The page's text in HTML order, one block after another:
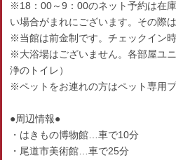
※18：00～9：00のネット予約は在
い場合がまれにございます。その際
※当館は前金制です。チェックイン
※大浴場はございません。各部屋ユ
浄のトイレ）
※ペットをお連れの方はペット専用
●周辺情報●
・はきもの博物館…車で10分
・尾道市美術館…車で25分